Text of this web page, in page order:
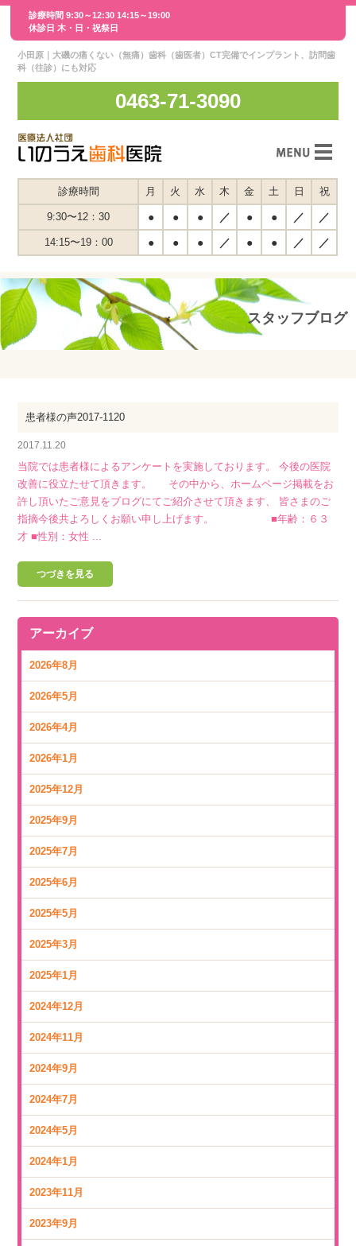
診療時間 9:30～12:30 14:15～19:00
休診日 木・日・祝祭日
小田原｜大磯の痛くない（無痛）歯科（歯医者）CT完備でインプラント、訪問歯
科（往診）にも対応
0463-71-3090
スタッフ紹介
医院紹介
交通案内
スタッフインタビュー
診療案内
メディア紹介
診療時間 月 火 水 木 金 土 日 祝
9:30〜12：30 ● ● ● ／ ● ● ／ ／
14:15〜19：00 ● ● ● ／ ● ● ／ ／
スタッフブログ
患者様の声2017-1120
2017.11.20
当院では患者様によるアンケートを実施しております。 今後の医院
改善に役立たせて頂きます。 その中から、ホームページ掲載をお
許し頂いたご意見をブログにてご紹介させて頂きます、 皆さまのご
指摘今後共よろしくお願い申し上げます。 ■年齢：６３
才 ■性別：女性 ...
つづきを見る
アーカイブ
2026年8月
2026年5月
2026年4月
2026年1月
2025年12月
2025年9月
2025年7月
2025年6月
2025年5月
2025年3月
2025年1月
2024年12月
2024年11月
2024年9月
2024年7月
2024年5月
2024年1月
2023年11月
2023年9月